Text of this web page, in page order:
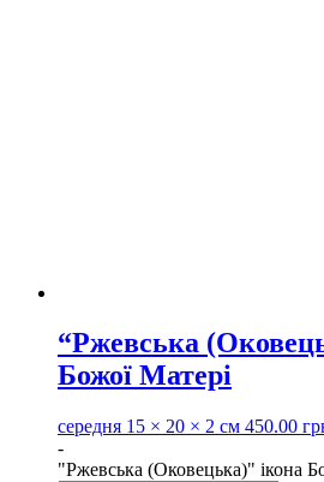
“Ржевська
Божої Матері
середня 15 × 20 × 2 см 450.00
-
"Ржевська (Оковецька)" ікона